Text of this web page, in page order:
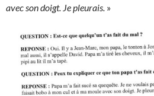
avec son doigt. Je pleurais. »